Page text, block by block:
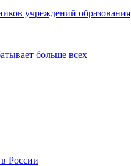
учреждений образования
больше всех
России